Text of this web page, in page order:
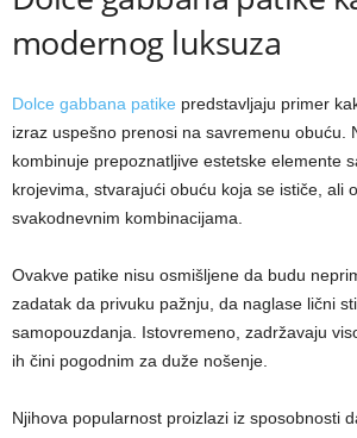
modernog luksuza
Dolce gabbana patike predstavljaju primer
izraz uspešno prenosi na savremenu obuću.
kombinuje prepoznatljive estetske elemente
krojevima, stvarajući obuću koja se ističe, ali
svakodnevnim kombinacijama.
Ovakve patike nisu osmišljene da budu
zadatak da privuku pažnju, da naglase lični
samopouzdanja. Istovremeno, zadržavaju
ih čini pogodnim za duže nošenje.
Njihova popularnost proizlazi iz sposobnosti